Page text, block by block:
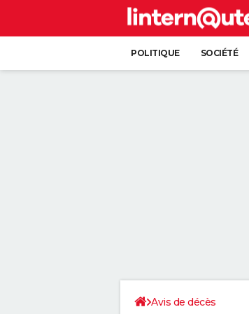
POLITIQUE SOCIÉTÉ
Avis de décès